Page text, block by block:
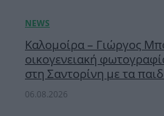
Καλομοίρα – Γιώργος
οικογενειακή
στη Σαντορίνη με τα
06.08.2026